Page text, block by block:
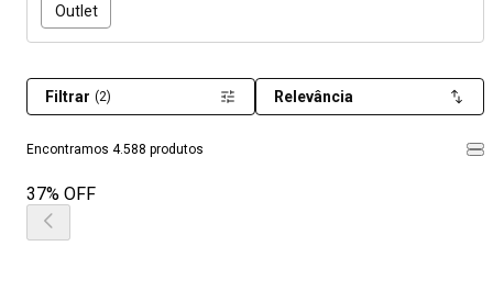
Outlet
Encontramos 4.588 produtos
Filtrar (2) Relevância
37% OFF